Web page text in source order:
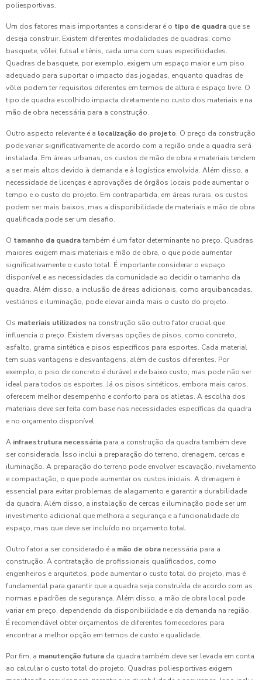
poliesportivas.
Um dos fatores mais importantes a considerar é o tipo de quadra que se
deseja construir. Existem diferentes modalidades de quadras, como
basquete, vôlei, futsal e tênis, cada uma com suas especificidades.
Quadras de basquete, por exemplo, exigem um espaço maior e um piso
adequado para suportar o impacto das jogadas, enquanto quadras de
vôlei podem ter requisitos diferentes em termos de altura e espaço livre. O
tipo de quadra escolhido impacta diretamente no custo dos materiais e na
mão de obra necessária para a construção.
Outro aspecto relevante é a localização do projeto. O preço da construção
pode variar significativamente de acordo com a região onde a quadra será
instalada. Em áreas urbanas, os custos de mão de obra e materiais tendem
a ser mais altos devido à demanda e à logística envolvida. Além disso, a
necessidade de licenças e aprovações de órgãos locais pode aumentar o
tempo e o custo do projeto. Em contrapartida, em áreas rurais, os custos
podem ser mais baixos, mas a disponibilidade de materiais e mão de obra
qualificada pode ser um desafio.
O tamanho da quadratambém é um fator determinante no preço. Quadras
maiores exigem mais materiais e mão de obra, o que pode aumentar
significativamente o custo total. É importante considerar o espaço
disponível e as necessidades da comunidade ao decidir o tamanho da
quadra. Além disso, a inclusão de áreas adicionais, como arquibancadas,
vestiários e iluminação, pode elevar ainda mais o custo do projeto.
Os materiais utilizados na construção são outro fator crucial que
influencia o preço. Existem diversas opções de pisos, como concreto,
asfalto, grama sintética e pisos específicos para esportes. Cada material
tem suas vantagens e desvantagens, além de custos diferentes. Por
exemplo, o piso de concreto é durável e de baixo custo, mas pode não ser
ideal para todos os esportes. Já os pisos sintéticos, embora mais caros,
oferecem melhor desempenho e conforto para os atletas. A escolha dos
materiais deve ser feita com base nas necessidades específicas da quadra
e no orçamento disponível.
A infraestrutura necessária para a construção da quadra também deve
ser considerada. Isso inclui a preparação do terreno, drenagem, cercas e
iluminação. A preparação do terreno pode envolver escavação, nivelamento
e compactação, o que pode aumentar os custos iniciais. A drenagem é
essencial para evitar problemas de alagamento e garantir a durabilidade
da quadra. Além disso, a instalação de cercas e iluminação pode ser um
investimento adicional que melhora a segurança e a funcionalidade do
espaço, mas que deve ser incluído no orçamento total.
Outro fator a ser considerado é a mão de obra necessária para a
construção. A contratação de profissionais qualificados, como
engenheiros e arquitetos, pode aumentar o custo total do projeto, mas é
fundamental para garantir que a quadra seja construída de acordo com as
normas e padrões de segurança. Além disso, a mão de obra local pode
variar em preço, dependendo da disponibilidade e da demanda na região.
É recomendável obter orçamentos de diferentes fornecedores para
encontrar a melhor opção em termos de custo e qualidade.
Por fim, a manutenção futura da quadra também deve ser levada em conta
ao calcular o custo total do projeto. Quadras poliesportivas exigem